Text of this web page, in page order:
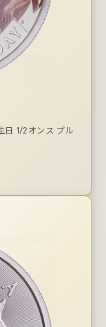
1/2オンス プル